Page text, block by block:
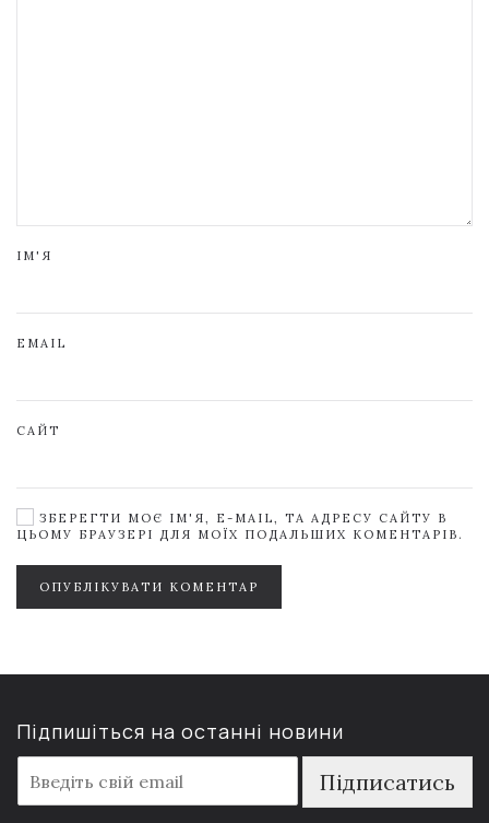
ІМ'Я
EMAIL
САЙТ
ЗБЕРЕГТИ МОЄ ІМ'Я, E-MAIL, ТА АДРЕСУ САЙТУ В
ЦЬОМУ БРАУЗЕРІ ДЛЯ МОЇХ ПОДАЛЬШИХ КОМЕНТАРІВ.
ОПУБЛІКУВАТИ КОМЕНТАР
Підпишіться на останні новини
m
a
Підписатись